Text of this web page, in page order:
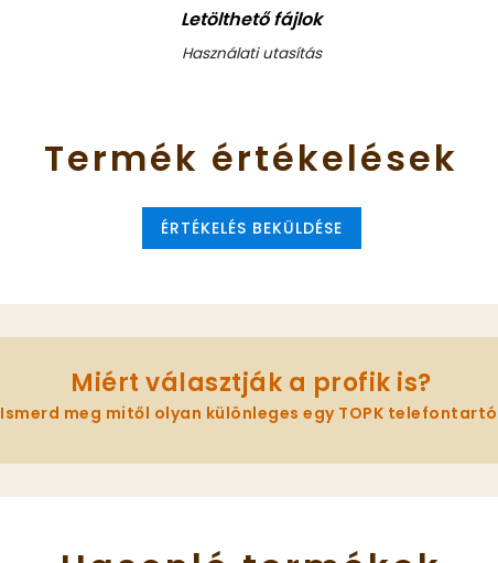
Letölthető fájlok
Használati utasítás
Termék értékelések
ÉRTÉKELÉS BEKÜLDÉSE
Miért választják a profik is?
Ismerd meg mitől olyan különleges egy TOPK